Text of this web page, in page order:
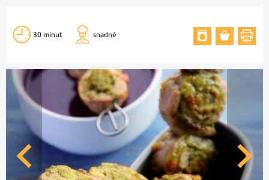
30 minut snadné